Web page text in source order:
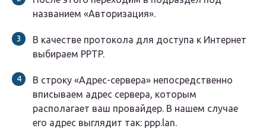
названием «Авторизация».
В качестве протокола для доступа к Интернет
выбираем PPTP.
В строку «Адрес-сервера» непосредственно
вписываем адрес сервера, которым
располагает ваш провайдер. В нашем случае
его адрес выглядит так: ppp.lan.